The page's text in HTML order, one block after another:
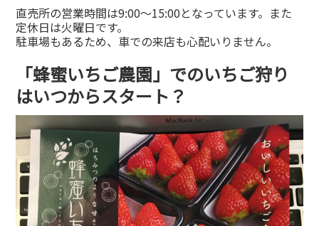
直売所の営業時間は9:00〜15:00となっています。また
定休日は火曜日です。
駐車場もあるため、車での来店も心配いりません。
「蜂蜜いちご農園」でのいちご狩り
はいつからスタート？